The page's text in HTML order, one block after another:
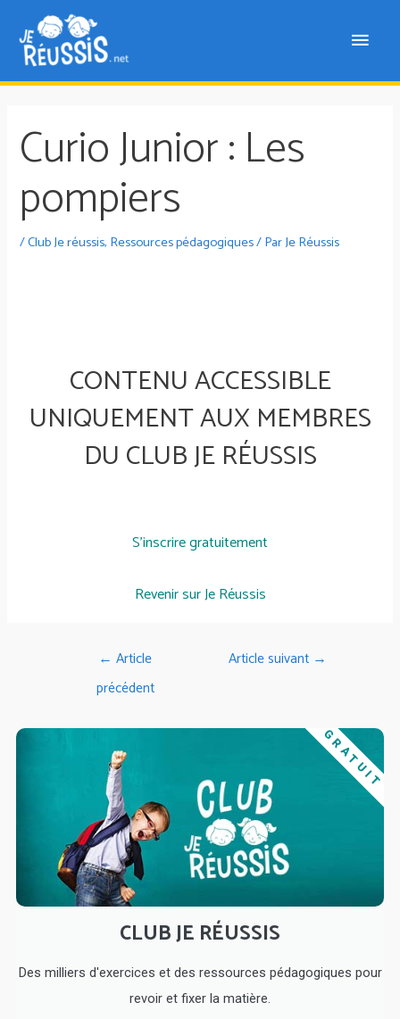
CLUB JE RÉUSSIS
Des milliers d'exercices et des ressources pédagogiques pour
revoir et fixer la matière.
GRATUIT
Curio Junior : Les
pompiers
/Club Je réussis, Ressources pédagogiques/ ParJe Réussis
CONTENU ACCESSIBLE
UNIQUEMENT AUX MEMBRES
DU CLUB JE RÉUSSIS
S'inscrire gratuitement
Revenir sur Je Réussis
← Article
précédent
Article suivant →